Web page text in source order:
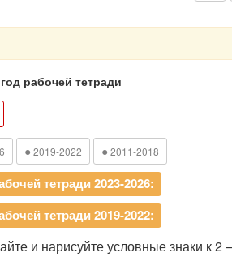
рабочей тетради
● 2019-2022 ● 2011-2018
тетради 2023-2026:
тетради 2019-2022:
и нарисуйте условные знаки к